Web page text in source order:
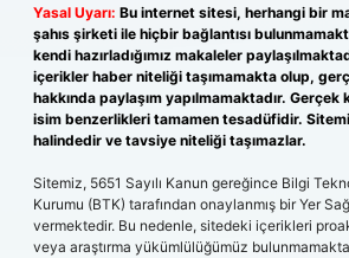
Yasal Uyarı: Bu internet sitesi, herhangi bir
şahıs şirketi ile hiçbir bağlantısı
kendi hazırladığımız makaleler
içerikler haber niteliği taşımamakta olup,
hakkında paylaşım yapılmamaktadır.
isim benzerlikleri tamamen tesadüfidir.
halindedir ve tavsiye niteliği taşımazlar.
Sitemiz, 5651 Sayılı Kanun gereğince Bilgi
Kurumu (BTK) tarafından onaylanmış bir Yer
vermektedir. Bu nedenle, sitedeki içerikleri
veya araştırma yükümlülüğümüz